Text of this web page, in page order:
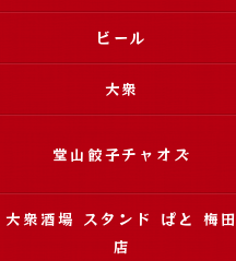
ビール
大衆
堂山餃子チャオズ
大衆酒場 スタンド ぱと 梅田
店